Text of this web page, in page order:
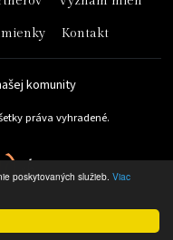
poskytovaných služieb. Viac
Kontakt
komunity
práva vyhradené.